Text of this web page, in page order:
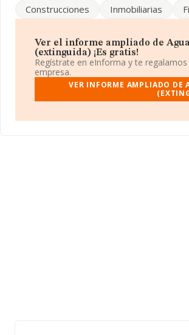
La empresaAguas de La Sierra Xxi S.L.
municipio de Huelva, Andalucía.
En relación con el sector y disponiendo de
ámbito nacional la facturación alcanza la
promedio de la facturación de ventas
mil euros. Teniendo en cuenta la
INFORMA aparecen 660 empresas, cuyas
alcanza los 24 años desde la constitución.
Construcciones Inmobiliarias
Ver el informe ampliado de
(extinguida) ¡Es gratis!
Regístrate en eInforma y te
empresa.
VER INFORME AMPLIADO DE